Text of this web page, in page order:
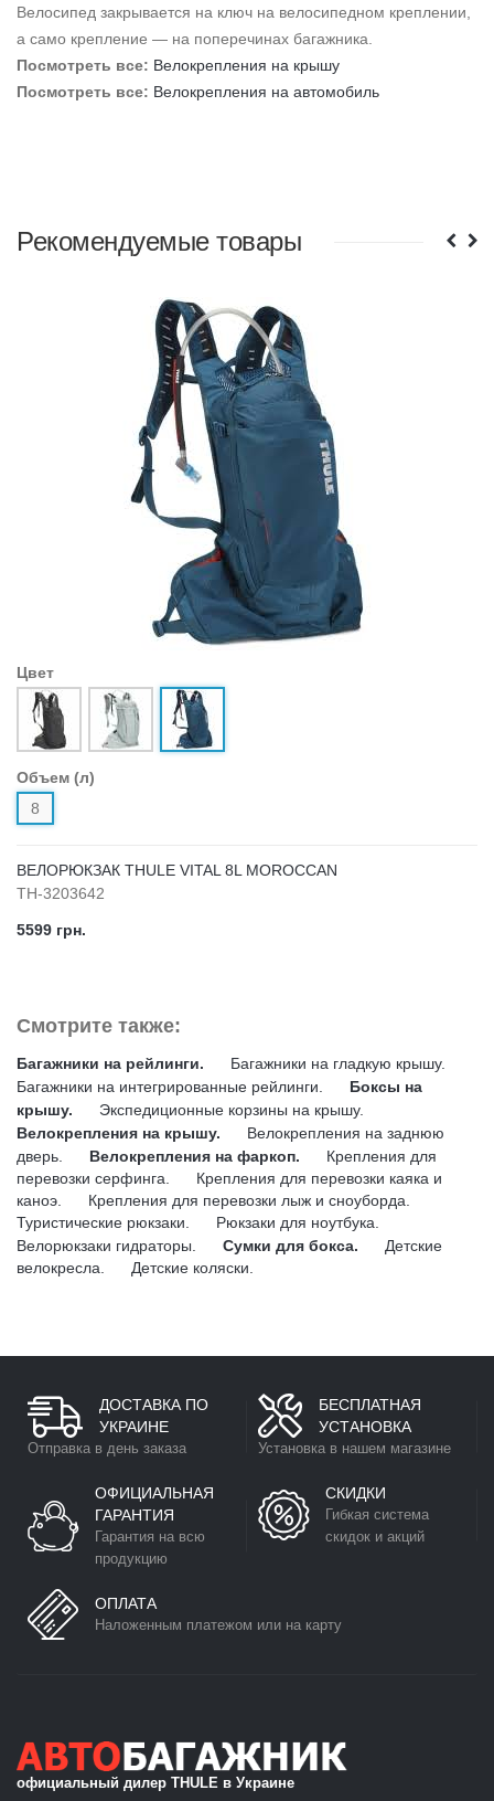
Велосипед закрывается на ключ на велосипедном креплении,
а само крепление — на поперечинах багажника.
Посмотреть все: Велокрепления на крышу
Посмотреть все: Велокрепления на автомобиль
Рекомендуемые товары
Цвет
Объем (л)
8
ВЕЛОРЮКЗАК THULE VITAL 8L MOROCCAN
TH-3203642
5599 грн.
Смотрите также:
Багажники на рейлинги.
Багажники на гладкую крышу.
Багажники на интегрированные рейлинги.
Боксы на
крышу.
Экспедиционные корзины на крышу.
Велокрепления на крышу.
Велокрепления на заднюю
дверь.
Велокрепления на фаркоп.
Крепления для
перевозки серфинга.
Крепления для перевозки каяка и
каноэ.
Крепления для перевозки лыж и сноуборда.
Туристические рюкзаки.
Рюкзаки для ноутбука.
Велорюкзаки гидраторы.
Сумки для бокса.
Детские
велокресла.
Детские коляски.
ДОСТАВКА ПО
УКРАИНЕ
Отправка в день заказа
БЕСПЛАТНАЯ
УСТАНОВКА
Установка в нашем магазине
ОФИЦИАЛЬНАЯ
ГАРАНТИЯ
Гарантия на всю
продукцию
СКИДКИ
Гибкая система
скидок и акций
ОПЛАТА
Наложенным платежом или на карту
официальный дилер THULE в Украине